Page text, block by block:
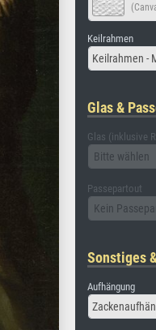
Keilrahmen
Keilrahmen -
Glas &
Glas (inklusive
Bitte wählen
Passepartout
Kein
Sonstiges
Aufhängung